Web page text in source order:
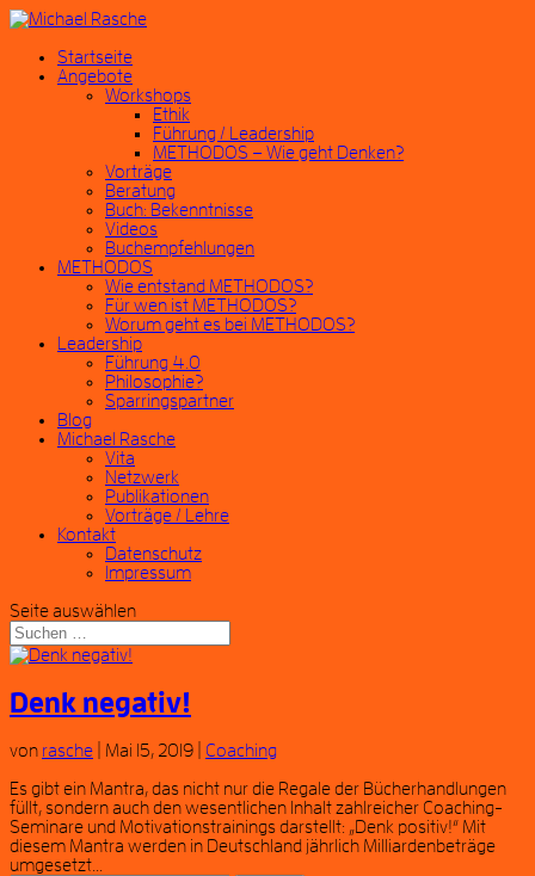
Startseite
Angebote
Workshops
Ethik
Führung / Leadership
METHODOS – Wie geht Denken?
Vorträge
Beratung
Buch: Bekenntnisse
Videos
Buchempfehlungen
METHODOS
Wie entstand METHODOS?
Für wen ist METHODOS?
Worum geht es bei METHODOS?
Leadership
Führung 4.0
Philosophie?
Sparringspartner
Blog
Michael Rasche
Vita
Netzwerk
Publikationen
Vorträge / Lehre
Kontakt
Datenschutz
Impressum
Seite auswählen
Denk negativ!
von rasche Mai 15, 2019
Coaching
Es gibt ein Mantra, das nicht nur die Regale der Bücherhandlungen
füllt, sondern auch den wesentlichen Inhalt zahlreicher Coaching-
Seminare und Motivationstrainings darstellt: „Denk positiv!“ Mit
diesem Mantra werden in Deutschland jährlich Milliardenbeträge
umgesetzt...